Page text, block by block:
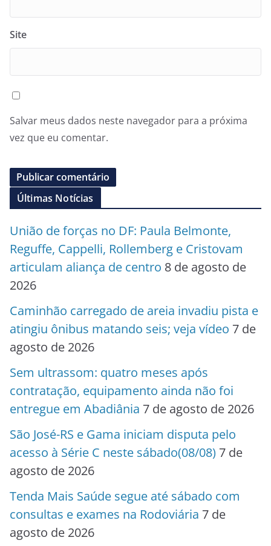
Site
Salvar meus dados neste navegador para a próxima
vez que eu comentar.
Últimas Notícias
União de forças no DF: Paula Belmonte,
Reguffe, Cappelli, Rollemberg e Cristovam
articulam aliança de centro 8 de agosto de
2026
Caminhão carregado de areia invadiu pista e
atingiu ônibus matando seis; veja vídeo 7 de
agosto de 2026
Sem ultrassom: quatro meses após
contratação, equipamento ainda não foi
entregue em Abadiânia 7 de agosto de 2026
São José-RS e Gama iniciam disputa pelo
acesso à Série C neste sábado(08/08) 7 de
agosto de 2026
Tenda Mais Saúde segue até sábado com
consultas e exames na Rodoviária 7 de
agosto de 2026